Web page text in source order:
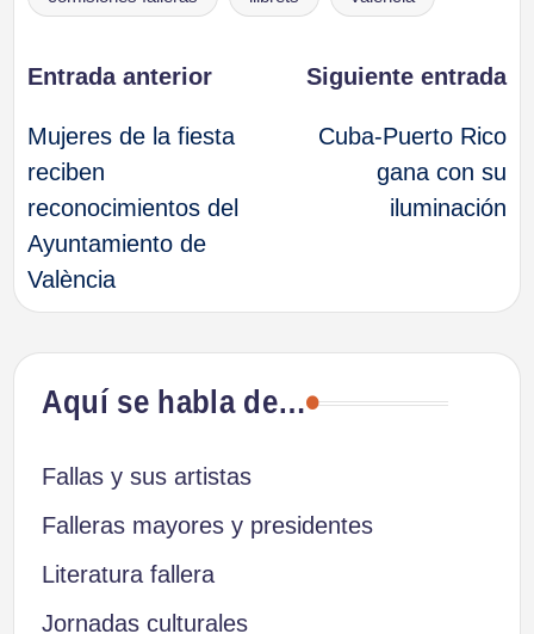
Navegación
de
entradas
Entrada anterior
Mujeres de la fiesta
reciben
reconocimientos del
Ayuntamiento de
València
Siguiente entrada
Cuba-Puerto Rico
gana con su
iluminación
Aquí se habla de…
Fallas y sus artistas
Falleras mayores y presidentes
Literatura fallera
Jornadas culturales